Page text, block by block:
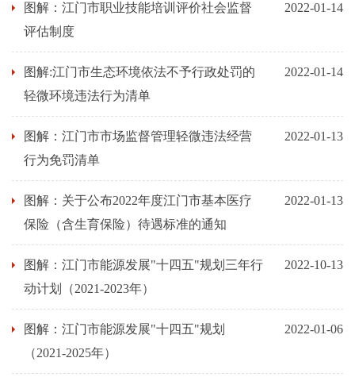
图解：江门市职业技能培训评价社会监督
评估制度
2022-01-14
图解:江门市生态环境依法不予行政处罚的
轻微环境违法行为清单
2022-01-14
图解：江门市市场监督管理轻微违法经营
行为免罚清单
2022-01-13
图解：关于公布2022年度江门市基本医疗
保险（含生育保险）待遇标准的通知
2022-01-13
图解：江门市能源发展"十四五"规划三年行
动计划（2021-2023年）
2022-10-13
图解：江门市能源发展"十四五"规划
（2021-2025年）
2022-01-06